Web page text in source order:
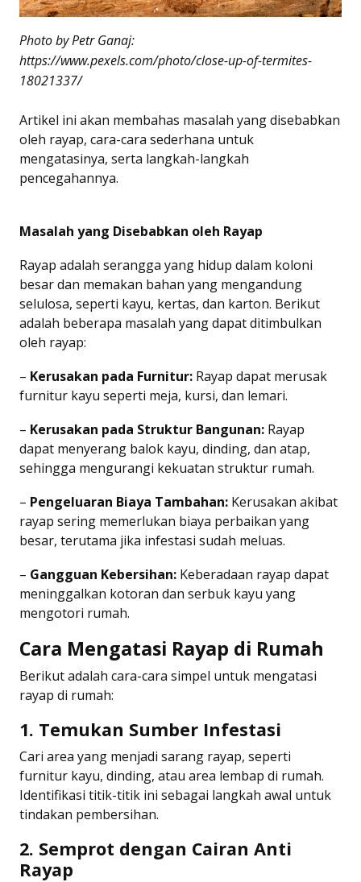
Photo by Petr Ganaj:
https://www.pexels.com/photo/close-up-of-termites-
18021337/
Artikel ini akan membahas masalah yang disebabkan
oleh rayap, cara-cara sederhana untuk
mengatasinya, serta langkah-langkah
pencegahannya.
Masalah yang Disebabkan oleh Rayap
Rayap adalah serangga yang hidup dalam koloni
besar dan memakan bahan yang mengandung
selulosa, seperti kayu, kertas, dan karton. Berikut
adalah beberapa masalah yang dapat ditimbulkan
oleh rayap:
– Kerusakan pada Furnitur: Rayap dapat merusak
furnitur kayu seperti meja, kursi, dan lemari.
– Kerusakan pada Struktur Bangunan: Rayap
dapat menyerang balok kayu, dinding, dan atap,
sehingga mengurangi kekuatan struktur rumah.
– Pengeluaran Biaya Tambahan: Kerusakan akibat
rayap sering memerlukan biaya perbaikan yang
besar, terutama jika infestasi sudah meluas.
– Gangguan Kebersihan: Keberadaan rayap dapat
meninggalkan kotoran dan serbuk kayu yang
mengotori rumah.
Cara Mengatasi Rayap di Rumah
Berikut adalah cara-cara simpel untuk mengatasi
rayap di rumah:
1. Temukan Sumber Infestasi
Cari area yang menjadi sarang rayap, seperti
furnitur kayu, dinding, atau area lembap di rumah.
Identifikasi titik-titik ini sebagai langkah awal untuk
tindakan pembersihan.
2. Semprot dengan Cairan Anti
Rayap